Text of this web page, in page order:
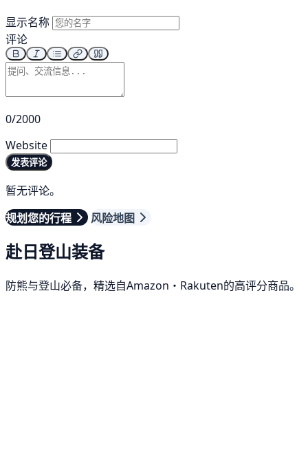
显示名称
评论
0/2000
Website
发表评论
暂无评论。
规划您的行程
风险地图
赴日登山装备
防熊与登山必备，精选自Amazon・Rakuten的高评分商品。